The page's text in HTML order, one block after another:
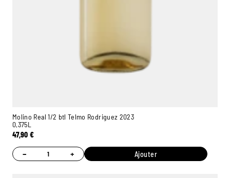
Molino Real 1/2 btl Telmo Rodriguez 2023
0,375L
47,90€
− + Ajouter